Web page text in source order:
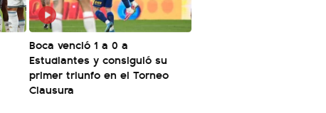
Boca venció 1 a 0 a
Estudiantes y consiguió su
primer triunfo en el Torneo
Clausura